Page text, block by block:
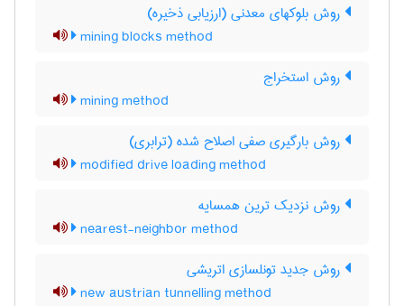
روش بلوکهای معدنی (ارزیابی ذخیره)
mining blocks method
روش استخراج
mining method
روش بارگیری صفی اصلاح شده (ترابری)
modified drive loading method
روش نزدیک ترین همسایه
nearest-neighbor method
روش جدید تونلسازی اتریشی
new austrian tunnelling method